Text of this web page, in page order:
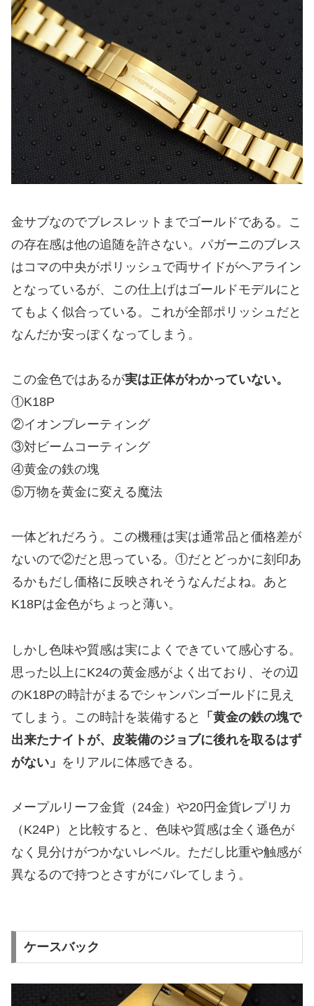
金サブなのでブレスレットまでゴールドである。こ
の存在感は他の追随を許さない。パガーニのブレス
はコマの中央がポリッシュで両サイドがヘアライン
となっているが、この仕上げはゴールドモデルにと
てもよく似合っている。これが全部ポリッシュだと
なんだか安っぽくなってしまう。
この金色ではあるが実は正体がわかっていない。
①K18P
②イオンプレーティング
③対ビームコーティング
④黄金の鉄の塊
⑤万物を黄金に変える魔法
一体どれだろう。この機種は実は通常品と価格差が
ないので②だと思っている。①だとどっかに刻印あ
るかもだし価格に反映されそうなんだよね。あと
K18Pは金色がちょっと薄い。
しかし色味や質感は実によくできていて感心する。
思った以上にK24の黄金感がよく出ており、その辺
のK18Pの時計がまるでシャンパンゴールドに見え
てしまう。この時計を装備すると
「黄金の鉄の塊で
出来たナイトが、皮装備のジョブに後れを取るはず
がない」 をリアルに体感できる。
メープルリーフ金貨（24金）や20円金貨レプリカ
（K24P）と比較すると、色味や質感は全く遜色が
なく見分けがつかないレベル。ただし比重や触感が
異なるので持つとさすがにバレてしまう。
ケースバック